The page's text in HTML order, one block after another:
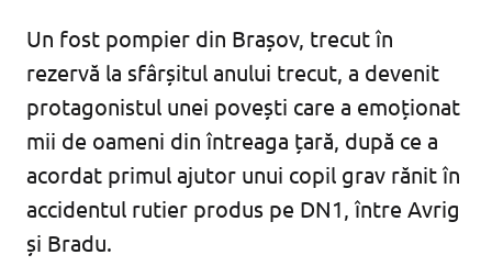
Un fost pompier din Brașov, trecut în
rezervă la sfârșitul anului trecut, a devenit
protagonistul unei povești care a emoționat
mii de oameni din întreaga țară, după ce a
acordat primul ajutor unui copil grav rănit în
accidentul rutier produs pe DN1, între Avrig
și Bradu.